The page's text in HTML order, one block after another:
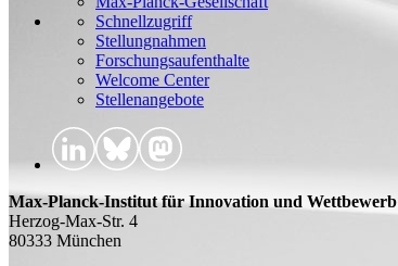
Schnellzugriff
Stellungnahmen
Forschungsaufenthalte
Welcome Center
Stellenangebote
Max-Planck-Institut für Innovation und Wettbewerb
Herzog-Max-Str. 4
80333 München